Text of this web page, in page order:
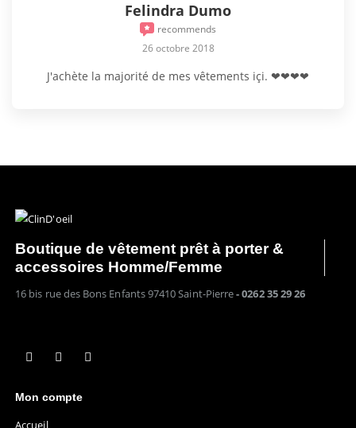
Felindra Dumo
recommends
26 octobre 2018
J'achète la majorité de mes vêtements içi. ❤❤❤❤
Boutique de vêtement prêt à porter &
accessoires Homme/Femme
16 bis rue des Bons Enfants 97410 Saint-Pierre- 0262 35 29 26
Mon compte
Accueil